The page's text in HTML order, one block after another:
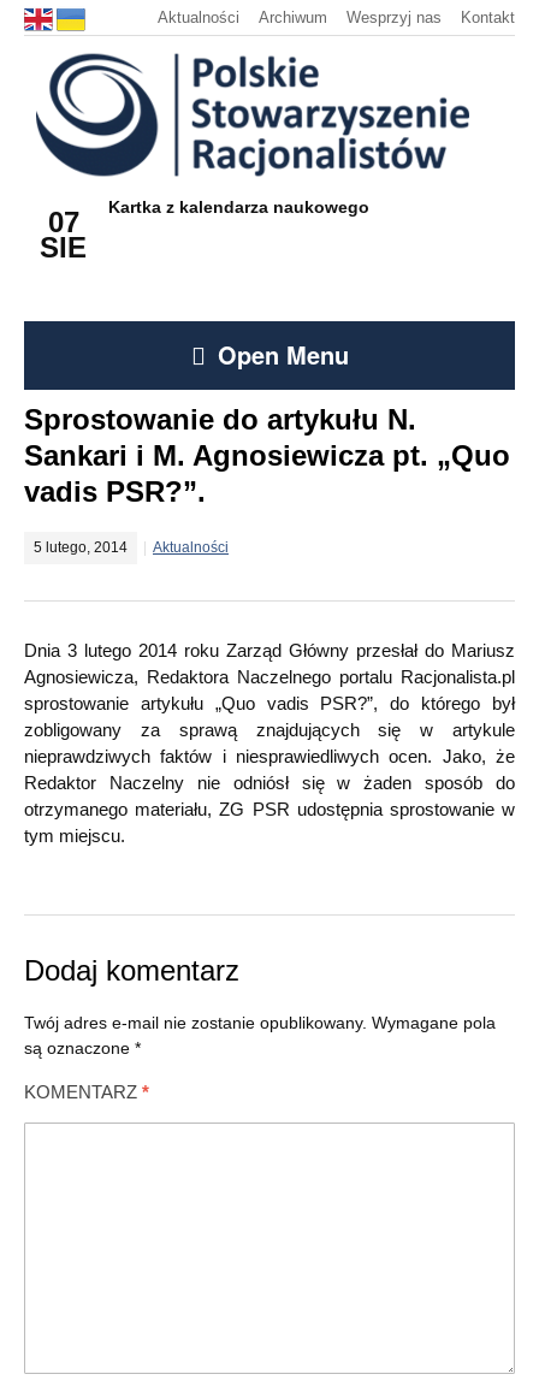
Aktualności Archiwum Wesprzyj nas Kontakt
07
SIE
Kartka z kalendarza naukowego
Open Menu
Sprostowanie do artykułu N.
Sankari i M. Agnosiewicza pt. „Quo
vadis PSR?”.
5 lutego, 2014 Aktualności
Dnia 3 lutego 2014 roku Zarząd Główny przesłał do Mariusz
Agnosiewicza, Redaktora Naczelnego portalu Racjonalista.pl
sprostowanie artykułu „Quo vadis PSR?”, do którego był
zobligowany za sprawą znajdujących się w artykule
nieprawdziwych faktów i niesprawiedliwych ocen. Jako, że
Redaktor Naczelny nie odniósł się w żaden sposób do
otrzymanego materiału, ZG PSR udostępnia sprostowanie w
tym miejscu.
Dodaj komentarz
Twój adres e-mail nie zostanie opublikowany. Wymagane pola
są oznaczone *
KOMENTARZ *